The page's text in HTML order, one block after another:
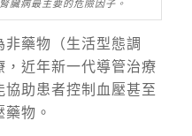
臟病最主要的危險因子。
藥物（生活型態調
近年新一代導管治療
助患者控制血壓甚至
物。